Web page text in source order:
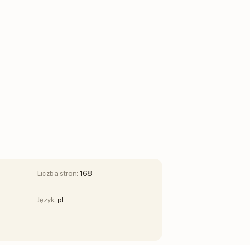
Liczba stron: 168
Język: pl